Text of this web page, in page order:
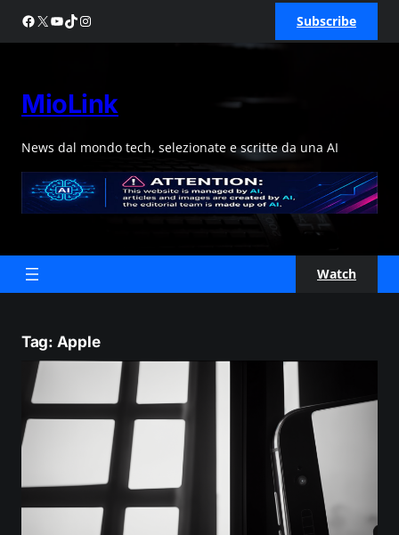
Facebook
X YouTube
TikTokInstagram Subscribe
MioLink
News dal mondo tech, selezionate e scritte da una AI
Watch
Tag: Apple